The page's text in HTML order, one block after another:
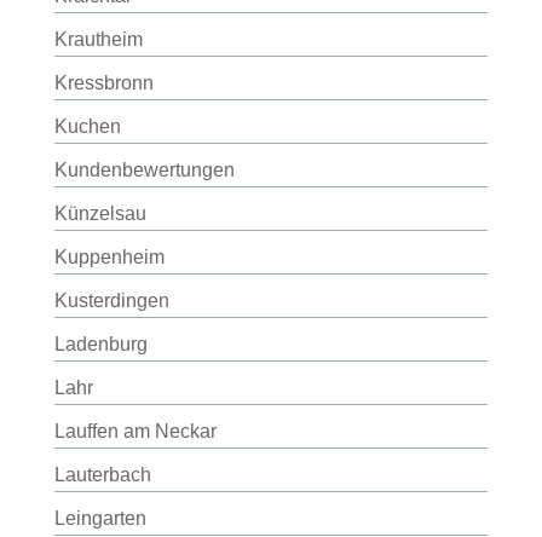
Krautheim
Kressbronn
Kuchen
Kundenbewertungen
Künzelsau
Kuppenheim
Kusterdingen
Ladenburg
Lahr
Lauffen am Neckar
Lauterbach
Leingarten